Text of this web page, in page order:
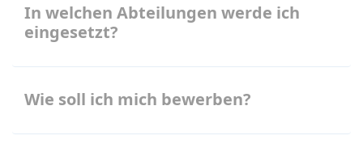
In welchen Abteilungen werde ich
eingesetzt?
Wie soll ich mich bewerben?